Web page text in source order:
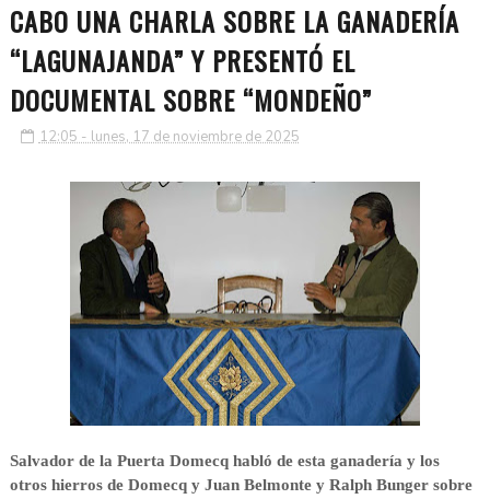
CABO UNA CHARLA SOBRE LA GANADERÍA
“LAGUNAJANDA” Y PRESENTÓ EL
DOCUMENTAL SOBRE “MONDEÑO”
12:05 - lunes, 17 de noviembre de 2025
Salvador de la Puerta Domecq habló de esta ganadería y los
otros hierros de Domecq y Juan Belmonte y Ralph Bunger sobre